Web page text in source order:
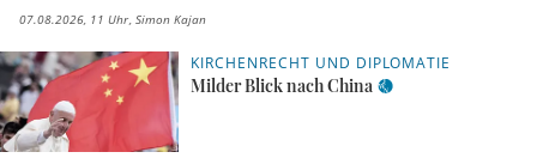
07.08.2026, 11 Uhr Simon Kajan
KIRCHENRECHT UND DIPLOMATIE
Milder Blick nach China